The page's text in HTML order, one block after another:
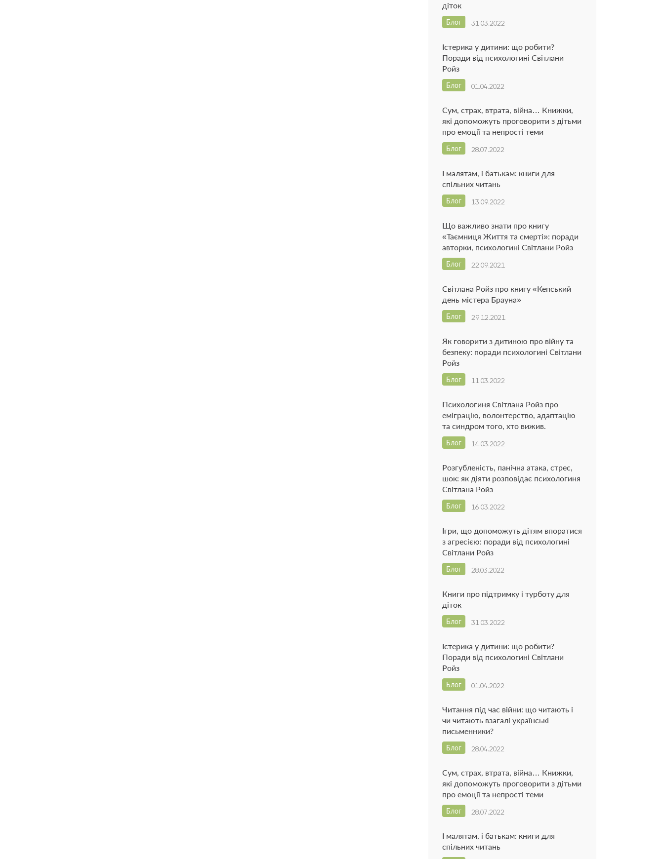
діток
31.03.2022
Блог
Істерика у дитини: що робити?
Поради від психологині Світлани
Ройз
01.04.2022
Блог
Сум, страх, втрата, війна… Книжки,
які допоможуть проговорити з дітьми
про емоції та непрості теми
28.07.2022
Блог
І малятам, і батькам: книги для
спільних читань
13.09.2022
Блог
Що важливо знати про книгу
«Таємниця Життя та смерті»: поради
авторки, психологині Світлани Ройз
22.09.2021
Блог
Світлана Ройз про книгу «Кепський
день містера Брауна»
29.12.2021
Блог
Як говорити з дитиною про війну та
безпеку: поради психологині Світлани
Ройз
11.03.2022
Блог
Психологиня Світлана Ройз про
еміграцію, волонтерство, адаптацію
та синдром того, хто вижив.
14.03.2022
Блог
Розгубленість, панічна атака, стрес,
шок: як діяти розповідає психологиня
Світлана Ройз
16.03.2022
Блог
Ігри, що допоможуть дітям впоратися
з агресією: поради від психологині
Світлани Ройз
28.03.2022
Блог
Книги про підтримку і турботу для
діток
31.03.2022
Блог
Істерика у дитини: що робити?
Поради від психологині Світлани
Ройз
01.04.2022
Блог
Читання під час війни: що читають і
чи читають взагалі українські
письменники?
28.04.2022
Блог
Сум, страх, втрата, війна… Книжки,
які допоможуть проговорити з дітьми
про емоції та непрості теми
28.07.2022
Блог
І малятам, і батькам: книги для
спільних читань